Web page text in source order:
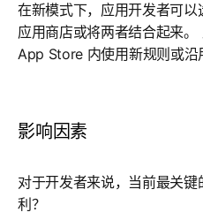
在新模式下，应用开发者可
应用商店或将两者结合起来
App Store 内使用新规则或沿
影响因素
对于开发者来说，当前最关
利？